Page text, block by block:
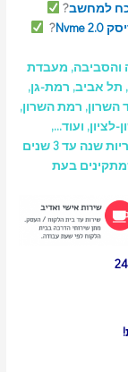
גן ,
הביקור כרוך ב 150 ₪ בלבד ! לא כולל מע"מ. אחריות שנה עד 3 שנים